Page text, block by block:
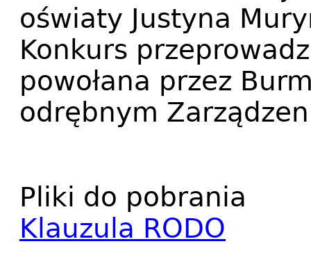
oświaty Justyna
Konkurs
powołana przez
odrębnym
Pliki do pobrania
Klauzula RODO